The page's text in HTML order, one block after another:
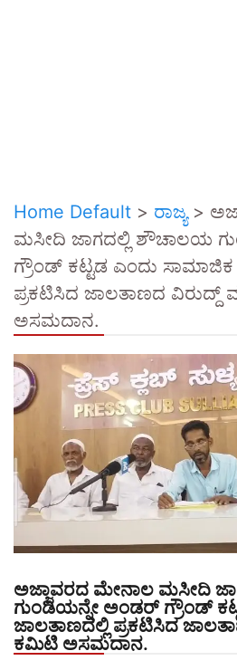
Home Default > ರಾಜ್ಯ>
ಮಸೀದಿ ಜಾಗದಲ್ಲಿ ಶೌಚಾಲಯ
ಗ್ರೌಂಡ್ ಕಟ್ಟಡ ಎಂದು ಸಾಮಾಜಿಕ
ಪ್ರಕಟಿಸಿದ ಜಾಲತಾಣದ
ಅಸಮದಾನ.
ಅಜ್ಜಾವರದ ಮೇನಾಲ ಮಸೀದಿ
ಗುಂಡಿಯನ್ನೇ ಅಂಡರ್ ಗ್ರೌಂಡ್
ಜಾಲತಾಣದಲ್ಲಿ ಪ್ರಕಟಿಸಿದ
ಕಮಿಟಿ ಅಸಮದಾನ.